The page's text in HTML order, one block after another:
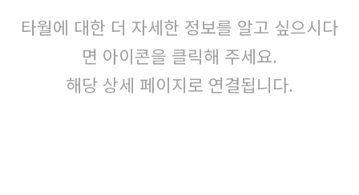
타월에 대한 더 자세한 정보를 알고 싶으시다
면 아이콘을 클릭해 주세요.
해당 상세 페이지로 연결됩니다.